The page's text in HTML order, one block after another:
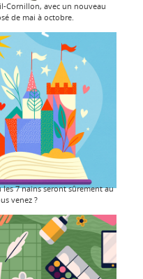
Cornillon, avec un nouveau
de mai à octobre.
7 nains seront sûrement au
venez ?